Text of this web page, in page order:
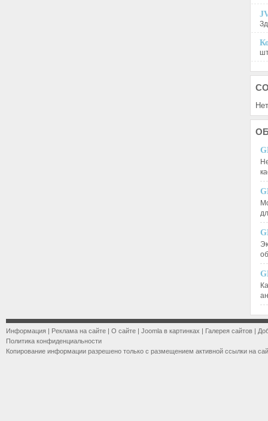
Информация | Реклама на сайте | О сайте | Joomla в картинках | Галерея сайтов |
Политика конфиденциальности
Копирование информации разрешено только с размещением активной ссылки на